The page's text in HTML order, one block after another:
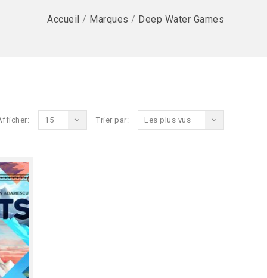
Accueil / Marques / Deep Water Games
Trier par: Les plus vus
15